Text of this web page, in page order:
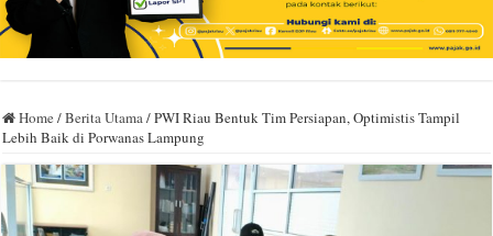
Home /Berita Utama/PWI Riau Bentuk Tim Persiapan, Optimistis Tampil
Lebih Baik di Porwanas Lampung